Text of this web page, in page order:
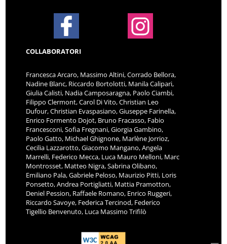
COLLABORATORI
Francesca Arcaro, Massimo Altini, Corrado Bellora,
Nadine Blanc, Riccardo Bortolotti, Manila Calipari,
Giulia Calisti, Nadia Camposaragna, Paolo Ciambi,
Filippo Clermont, Carol Di Vito, Christian Leo
Dufour, Christian Evaspasiano, Giuseppe Farinella,
Enrico Formento Dojot, Bruno Fracasso, Fabio
Francesconi, Sofia Fregnani, Giorgia Gambino,
Paolo Gatto, Michael Ghignone, Marlène Jorrioz,
Cecilia Lazzarotto, Giacomo Mangano, Angela
Marrelli, Federico Mecca, Luca Mauro Melloni, Marc
Montrosset, Matteo Nigra, Sabrina Olibano,
Emiliano Pala, Gabriele Peloso, Maurizio Pitti, Loris
Ponsetto, Andrea Portigliatti, Mattia Pramotton,
Deniel Pession, Raffaele Romano, Enrico Ruggeri,
Riccardo Savoye, Federica Tercinod, Federico
Tigellio Benvenuto, Luca Massimo Trifilò